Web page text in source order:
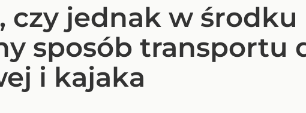
czy jednak w środku
sposób transportu
i kajaka